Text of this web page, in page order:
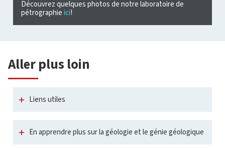
Découvrez en vidéo notre récente excursion de
recherche au Nunavut!
Aller plus loin
Liens utiles
En apprendre plus sur la géologie et le génie géologique